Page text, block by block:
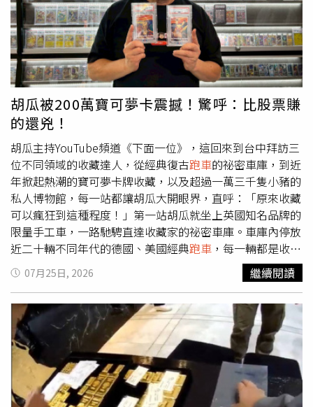
但透過短前後懸設計、厚實輪拱與向後收束的車尾線條，營
造出接近掀背鋼砲般的視覺張力。車頭經典的Scudetto盾
形水箱護罩依舊是全車焦點，油電版Ibrida採用招牌蛇紋設
計，搭配全新「3+3」LED矩陣式頭燈，即使停在車陣之中
依然擁有極高辨識度。車尾則延續Alfa Romeo經典跑車
Giulia TZ的Coda Tronca截尾式設計，俐落的收尾線條替整
體造型增添濃厚跑格。如果說德系豪華品牌講究的是精準，
那麼Junior所展現的，則是一種感性。它不需要複雜折線，
也不需要誇張的空力套件，只憑幾個經典元素，就足以讓人
一眼認出這是一輛來自義大利的精品。Junior Ibrida採用全
新「3+3」LED矩陣式頭燈，辨識度極高。（圖／方萬民
攝）即使已全面數位化，儀錶板依舊維持品牌經典的雙筒造
型。（圖／方萬民攝）進入車內，同樣能感受到濃厚的品牌
個性。相較於近年許多新車追求超大螢幕與全數位化，
Junior仍保留不少Alfa Romeo傳統元素。最具代表性的，莫
過於那組10.25吋望遠鏡式全數位儀表。即使已全面數位
化，依舊維持品牌經典雙筒儀表造型，讓人聯想到過去那些
熱血的義大利跑車。中央則配置10.1吋觸控螢幕，支援
Apple CarPlay與Android Auto無線連接。車內許多細節也
藏著Alfa Romeo特有的浪漫。從四葉草造型出風口、八色
環艙氣氛燈，到隨處可見的蛇形圖騰，都讓車主每次坐進車
內時，多了一點與眾不同的儀式感。座椅則採黑紅雙色混織
皮革配置，駕駛座提供八向電動調整與按摩功能。它沒有刻
意強調激烈包覆性，而是在運動與舒適之間取得平衡，無論
裡。從車內四葉草出風口、蛇形圖騰、雙筒儀表設計，到環
艙氣氛燈的配置，都不是必要功能，卻能讓車主每天使用時
感受到品牌獨有的儀式感。對Alfa Romeo而言，設計從來
不只是造型，而是一種生活態度。看看AI怎麼說？145匹馬
力夠不夠？Junior Ibrida要的不是快Alfa Romeo的操控樂趣
不只是速度原文：操控你的心動 Alfa Romeo Junior
Ibrida試駕
胡瓜被200萬寶可夢卡震撼！驚呼：比股票賺
的還兇！
胡瓜主持YouTube頻道《下面一位》，這回來到台中拜訪三
位不同領域的收藏達人，從經典復古跑車的祕密車庫，到近
年掀起熱潮的寶可夢卡牌收藏，以及超過一萬三千隻小豬的
私人博物館，每一站都讓胡瓜大開眼界，直呼：「原來收藏
可以瘋狂到這種程度！」第一站胡瓜就坐上英國知名品牌的
限量手工車，一路馳騁直達收藏家的祕密車庫。車庫內停放
近二十輛不同年代的德國、美國經典跑車 ，每一輛都是收藏
家親自修復打造。身為法拉利車主的胡瓜，一踏進車庫立刻
興奮得像小孩，不停詢問每輛車背後的故事，直言：「這裡
寶可夢卡牌店，卡牌收藏玩家分享，自己原本只是興趣，喜
歡開直播分享拆卡過程，沒想到一張早年收藏的卡片，送鑑
定後獲得最高等級10分，價值竟意外飆升超過十萬元。現場
還有其他收藏玩家請胡瓜猜價，不僅有一組一百二十萬的特
典卡，更有一張兩百萬的稀有卡牌，身價不到兩年翻漲好幾
倍，讓胡瓜聽完忍不住驚呼：「比股票賺的還兇！」最後一
07月25日, 2026 繼續閱讀